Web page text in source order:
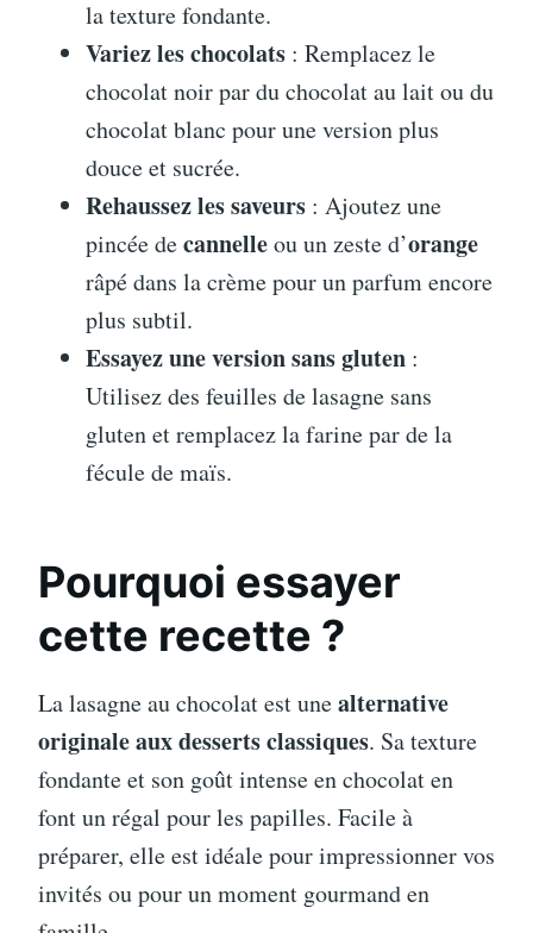
la texture fondante.
Variez les chocolats : Remplacez le
chocolat noir par du chocolat au lait ou du
chocolat blanc pour une version plus
douce et sucrée.
Rehaussez les saveurs : Ajoutez une
pincée decannelleou un zeste d’orange
râpé dans la crème pour un parfum encore
plus subtil.
Essayez une version sans gluten :
Utilisez des feuilles de lasagne sans
gluten et remplacez la farine par de la
fécule de maïs.
Pourquoi essayer
cette recette ?
La lasagne au chocolat est unealternative
originale aux desserts classiques. Sa texture
fondante et son goût intense en chocolat en
font un régal pour les papilles. Facile à
préparer, elle est idéale pour impressionner vos
invités ou pour un moment gourmand en